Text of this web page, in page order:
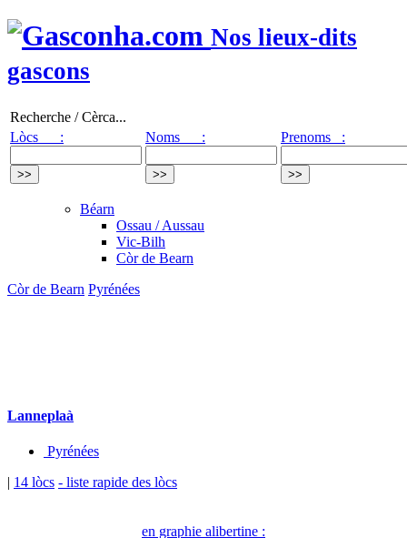
Nos lieux-dits
gascons
Recherche / Cèrca...
Lòcs :
Noms : Prenoms :
Béarn
Ossau / Aussau
Vic-Bilh
Còr de Bearn
Còr de Bearn Pyrénées
Lanneplaà
Pyrénées
| 14 lòcs - liste rapide des lòcs
en graphie alibertine :